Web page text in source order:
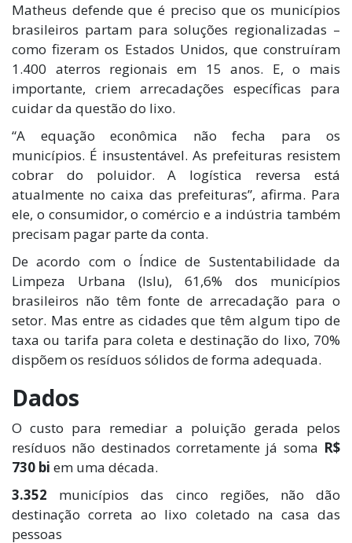
Matheus defende que é preciso que os municípios
brasileiros partam para soluções regionalizadas –
como fizeram os Estados Unidos, que construíram
1.400 aterros regionais em 15 anos. E, o mais
importante, criem arrecadações específicas para
cuidar da questão do lixo.
“A equação econômica não fecha para os
municípios. É insustentável. As prefeituras resistem
cobrar do poluidor. A logística reversa está
atualmente no caixa das prefeituras”, afirma. Para
ele, o consumidor, o comércio e a indústria também
precisam pagar parte da conta.
De acordo com o Índice de Sustentabilidade da
Limpeza Urbana (Islu), 61,6% dos municípios
brasileiros não têm fonte de arrecadação para o
setor. Mas entre as cidades que têm algum tipo de
taxa ou tarifa para coleta e destinação do lixo, 70%
dispõem os resíduos sólidos de forma adequada.
Dados
O custo para remediar a poluição gerada pelos
resíduos não destinados corretamente já soma R$
730 bi em uma década.
3.352 municípios das cinco regiões, não dão
destinação correta ao lixo coletado na casa das
pessoas